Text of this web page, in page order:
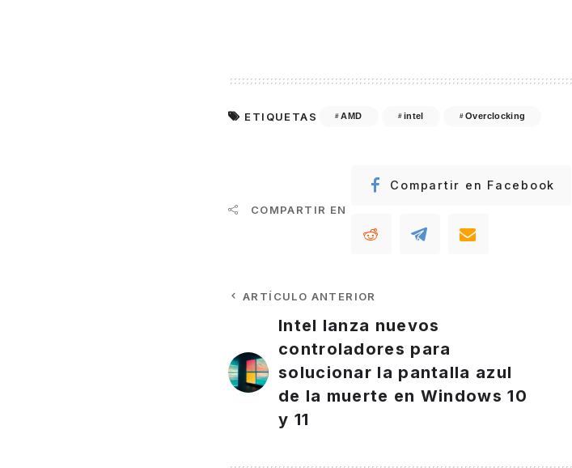
ETIQUETAS AMD intel Overclocking
COMPARTIR EN
Compartir en Facebook
ARTÍCULO ANTERIOR
Intel lanza nuevos
controladores para
solucionar la pantalla azul
de la muerte en Windows 10
y 11